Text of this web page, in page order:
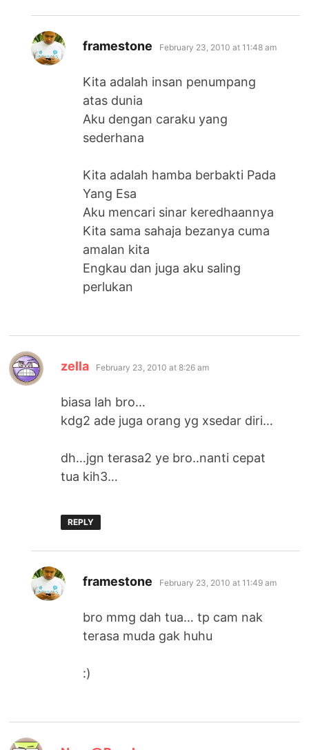
framestone says:
February 23, 2010 at 11:48 am
Kita adalah insan penumpang
atas dunia
Aku dengan caraku yang
sederhana
Kita adalah hamba berbakti Pada
Yang Esa
Aku mencari sinar keredhaannya
Kita sama sahaja bezanya cuma
amalan kita
Engkau dan juga aku saling
perlukan
zella says:
February 23, 2010 at 8:26 am
biasa lah bro…
kdg2 ade juga orang yg xsedar diri…
dh…jgn terasa2 ye bro..nanti cepat
tua kih3…
REPLY
framestone says:
February 23, 2010 at 11:49 am
bro mmg dah tua… tp cam nak
terasa muda gak huhu
:)